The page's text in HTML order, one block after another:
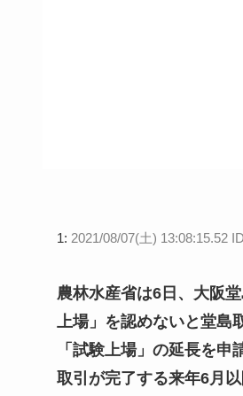
1: 2021/08/07(土) 13:08:15.52
農林水産省は6日、大阪
上場」を認めないと堂島
「試験上場」の延長を
取引が完了する来年6月